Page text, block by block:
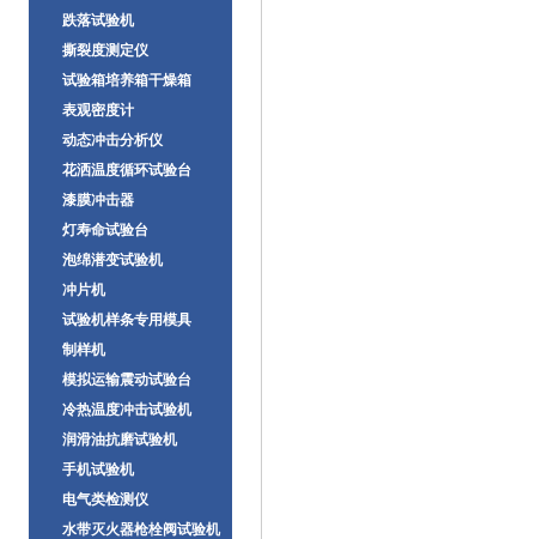
跌落试验机
撕裂度测定仪
试验箱培养箱干燥箱
表观密度计
动态冲击分析仪
花洒温度循环试验台
漆膜冲击器
灯寿命试验台
泡绵潜变试验机
冲片机
试验机样条专用模具
制样机
模拟运输震动试验台
冷热温度冲击试验机
润滑油抗磨试验机
手机试验机
电气类检测仪
水带灭火器枪栓阀试验机